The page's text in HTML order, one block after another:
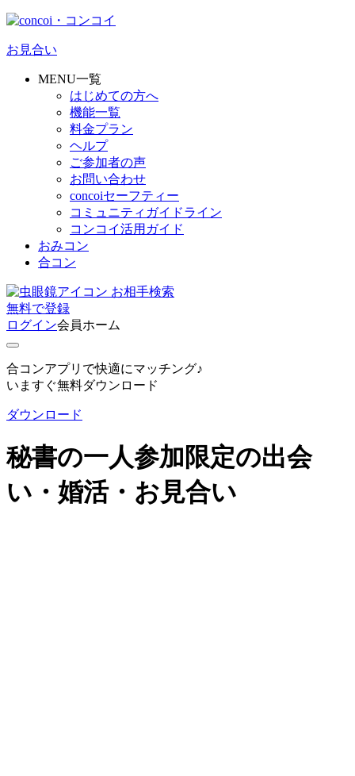
お見合い
MENU一覧
はじめての方へ
機能一覧
料金プラン
ヘルプ
ご参加者の声
お問い合わせ
concoiセーフティー
コミュニティガイドライン
コンコイ活用ガイド
おみコン
合コン
お相手検索
無料で登録
ログイン会員ホーム
合コンアプリで快適にマッチング♪
いますぐ無料ダウンロード
ダウンロード
秘書の一人参加限定の出会
い・婚活・お見合い